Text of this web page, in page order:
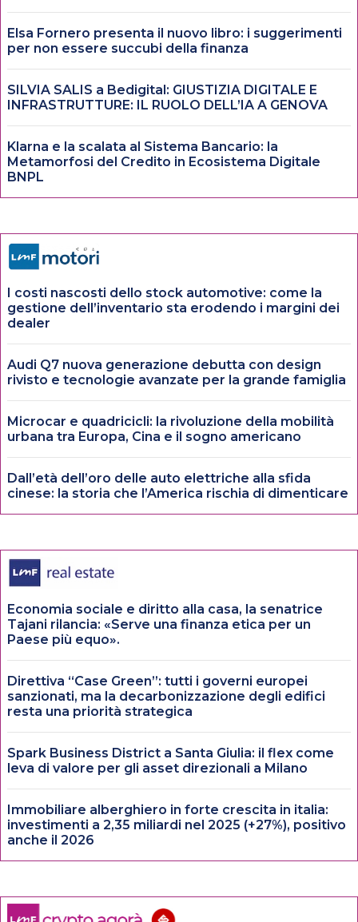
Elsa Fornero presenta il nuovo libro: i suggerimenti
per non essere succubi della finanza
SILVIA SALIS a Bedigital: GIUSTIZIA DIGITALE E
INFRASTRUTTURE: IL RUOLO DELL’IA A GENOVA
Klarna e la scalata al Sistema Bancario: la
Metamorfosi del Credito in Ecosistema Digitale
BNPL
I costi nascosti dello stock automotive: come la
gestione dell’inventario sta erodendo i margini dei
dealer
Audi Q7 nuova generazione debutta con design
rivisto e tecnologie avanzate per la grande famiglia
Microcar e quadricicli: la rivoluzione della mobilità
urbana tra Europa, Cina e il sogno americano
Dall’età dell’oro delle auto elettriche alla sfida
cinese: la storia che l’America rischia di dimenticare
Economia sociale e diritto alla casa, la senatrice
Tajani rilancia: «Serve una finanza etica per un
Paese più equo».
Direttiva “Case Green”: tutti i governi europei
sanzionati, ma la decarbonizzazione degli edifici
resta una priorità strategica
Spark Business District a Santa Giulia: il flex come
leva di valore per gli asset direzionali a Milano
Immobiliare alberghiero in forte crescita in italia:
investimenti a 2,35 miliardi nel 2025 (+27%), positivo
anche il 2026